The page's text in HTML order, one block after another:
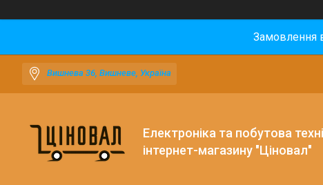
Замовлення
Вишнева 36, Вишневе, Україна
Електроніка та побутова
інтернет-магазину "Ціновал"